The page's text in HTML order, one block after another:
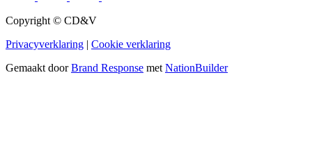
Copyright © CD&V
Privacyverklaring | Cookie verklaring
Gemaakt doorBrand Response met NationBuilder